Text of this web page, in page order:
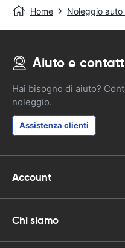
Home Noleggio auto
Aiuto e
Hai bisogno di aiuto?
noleggio.
Assistenza clienti
Account
Chi siamo